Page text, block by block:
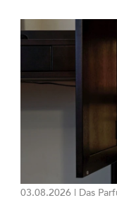
03.08.2026 | Das